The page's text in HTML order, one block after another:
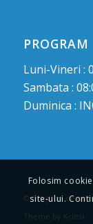
PROGRAM
Luni-Vineri :
Sambata :
Duminica :
© Drepturi de
Theme by Kriesi
Folosim
site-ului.